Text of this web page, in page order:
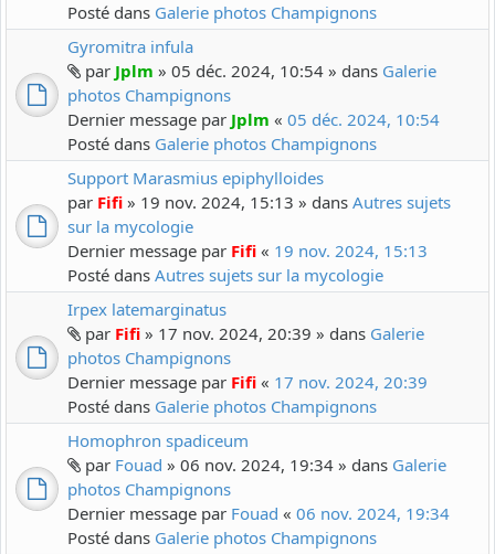
Posté dans Galerie photos Champignons
Gyromitra infula
par Jplm » 05 déc. 2024, 10:54 » dans Galerie
photos Champignons
Dernier message par Jplm « 05 déc. 2024, 10:54
Posté dans Galerie photos Champignons
Support Marasmius epiphylloides
par Fifi » 19 nov. 2024, 15:13 » dans Autres sujets
sur la mycologie
Dernier message par Fifi « 19 nov. 2024, 15:13
Posté dans Autres sujets sur la mycologie
Irpex latemarginatus
par Fifi » 17 nov. 2024, 20:39 » dans Galerie
photos Champignons
Dernier message par Fifi « 17 nov. 2024, 20:39
Posté dans Galerie photos Champignons
Homophron spadiceum
par Fouad » 06 nov. 2024, 19:34 » dans Galerie
photos Champignons
Dernier message par Fouad « 06 nov. 2024, 19:34
Posté dans Galerie photos Champignons